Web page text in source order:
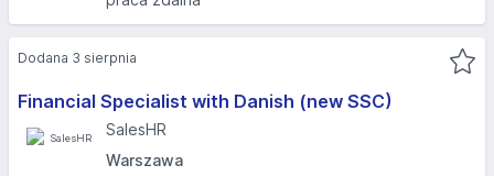
Financial Specialist with Danish (new SSC)
SalesHR
Warszawa
Dodana 3 sierpnia